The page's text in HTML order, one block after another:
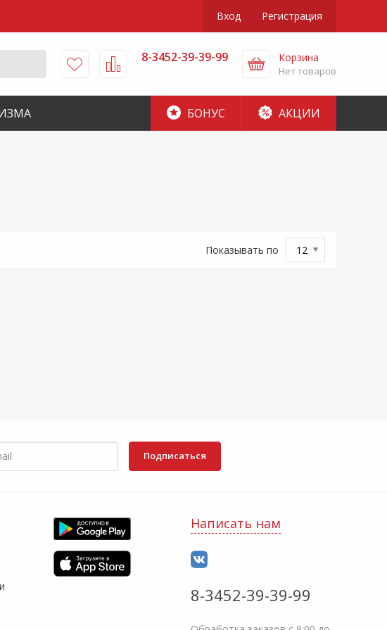
Вход Регистрация
8-3452-39-39-99 Корзина
Нет товаров
БОНУС АКЦИИ
Показывать по
Подписаться
Написать нам
8-3452-39-39-99